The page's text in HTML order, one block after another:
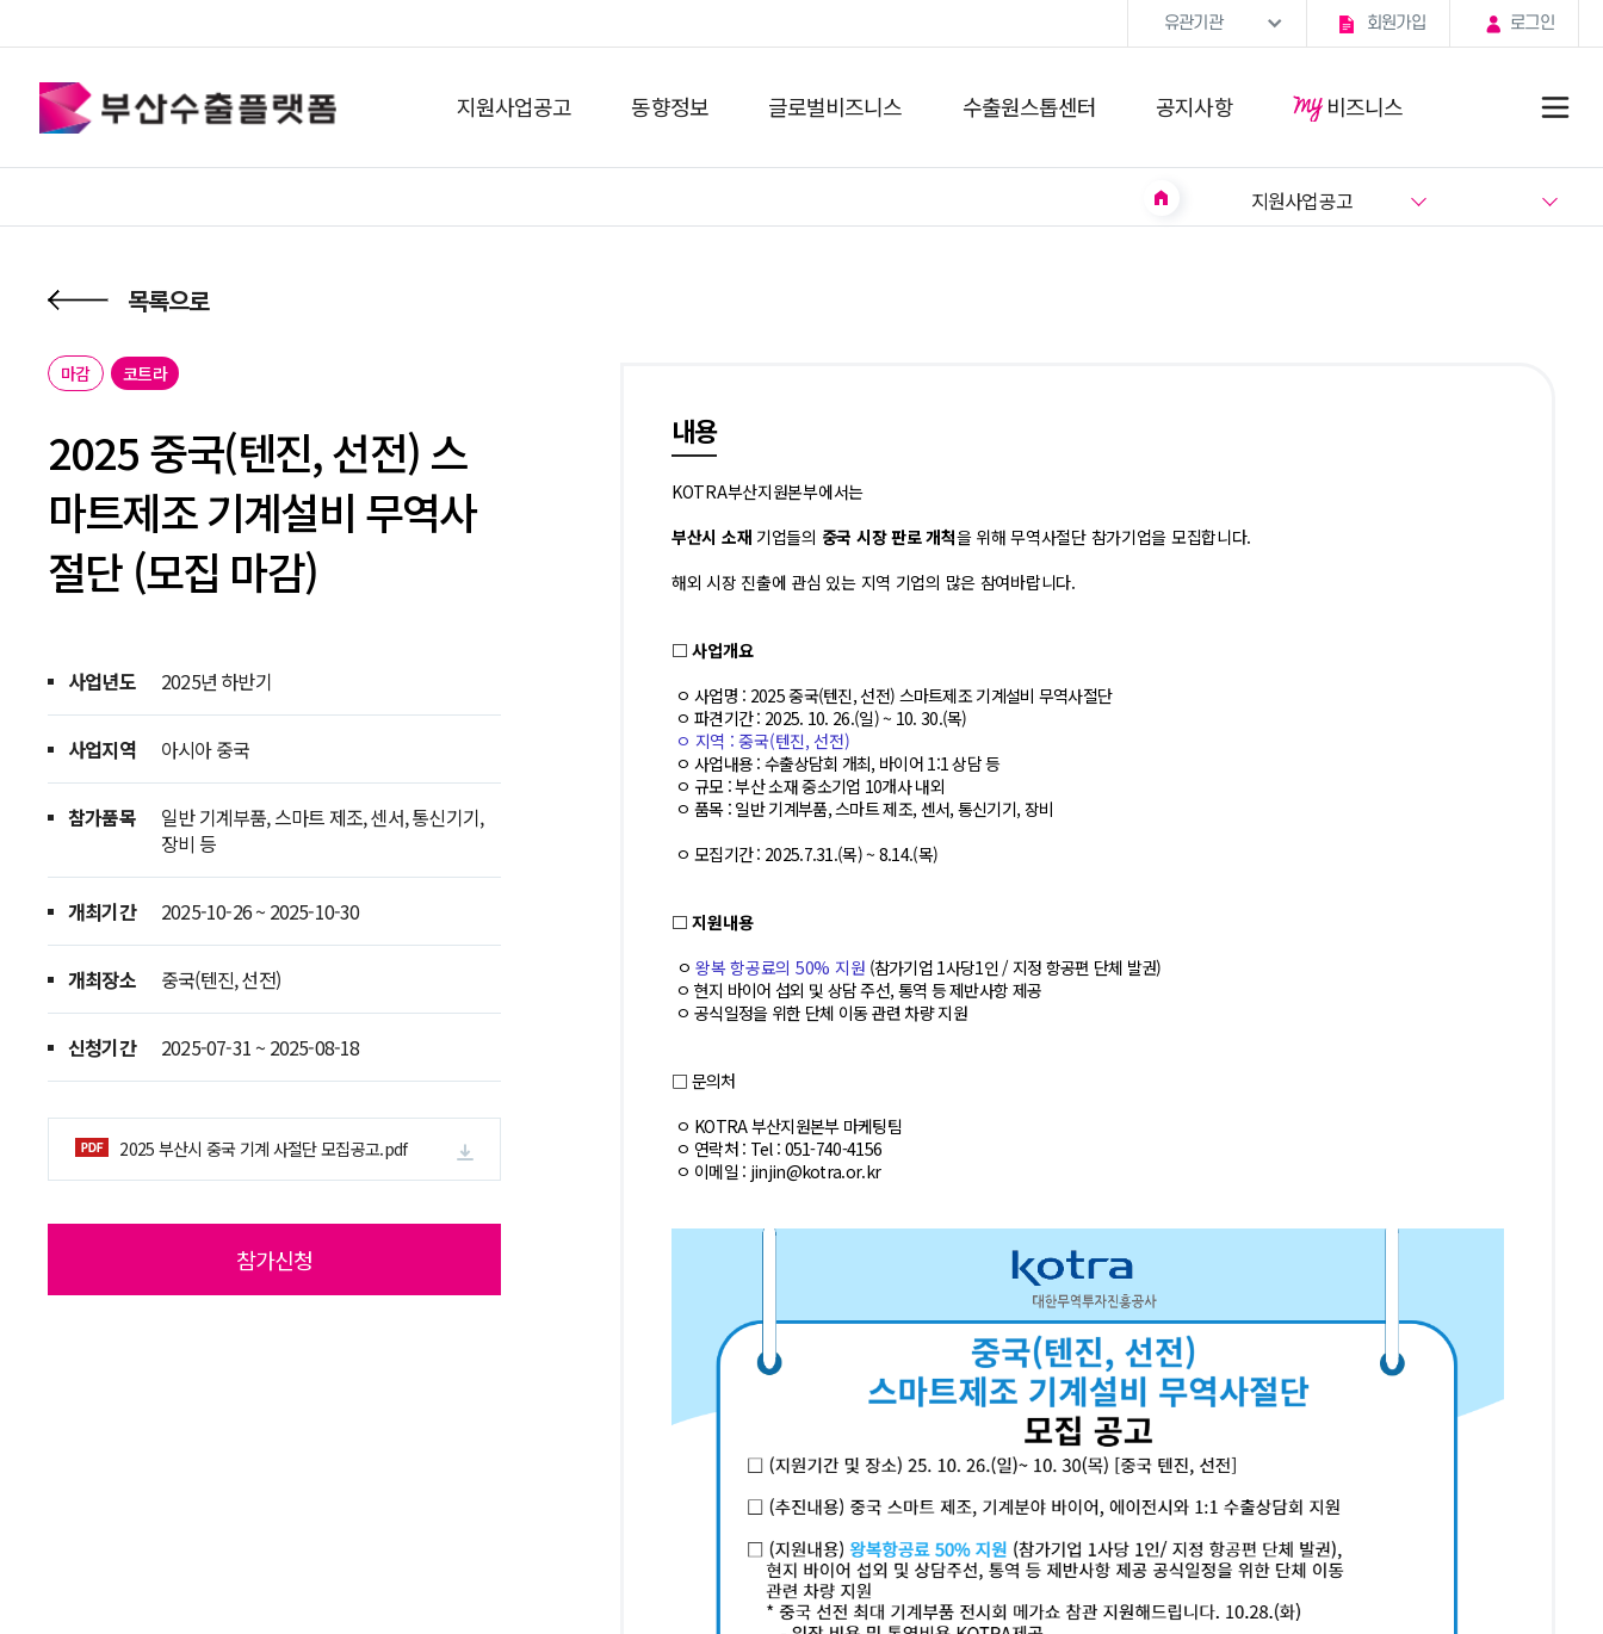
유관기관 회원가입 로그인
지원사업공고 동향정보 글로벌비즈니스 수출원스톱센터 공지사항 비즈니스
home 지원사업공고
목록으로
마감 코트라
2025 중국(텐진, 선전) 스
마트제조 기계설비 무역사
절단 (모집 마감)
사업년도 2025년 하반기
사업지역 아시아 중국
참가품목
일반 기계부품, 스마트 제조, 센서, 통신기기,
장비 등
개최기간 2025-10-26 ~ 2025-10-30
개최장소 중국(텐진, 선전)
신청기간 2025-07-31 ~ 2025-08-18
2025 부산시 중국 기계 사절단 모집공고.pdf
참가신청
내용
KOTRA부산지원본부에서는
부산시 소재 기업들의 중국 시장 판로 개척을 위해무역사절단 참가기업을 모집합니다.
해외 시장 진출에 관심 있는 지역 기업의 많은 참여바랍니다.
□ 사업개요
ㅇ 사업명 : 2025 중국(텐진, 선전) 스마트제조 기계설비 무역사절단
ㅇ 파견기간 : 2025. 10. 26.(일) ~ 10. 30.(목)
ㅇ 지역 : 중국(텐진, 선전)
ㅇ 사업내용 : 수출상담회 개최, 바이어 1:1 상담 등
ㅇ 규모 : 부산 소재 중소기업 10개사 내외
ㅇ 품목 : 일반 기계부품, 스마트 제조, 센서, 통신기기, 장비
ㅇ 모집기간 : 2025.7.31.(목) ~ 8.14.(목)
□ 지원내용
ㅇ왕복 항공료의 50% 지원 (참가기업 1사당1인 / 지정 항공편 단체 발권)
ㅇ 현지 바이어 섭외 및 상담 주선, 통역 등 제반사항 제공
ㅇ 공식일정을 위한 단체 이동 관련 차량 지원
□ 문의처
ㅇ KOTRA 부산지원본부 마케팅팀
ㅇ 연락처 : Tel : 051-740-4156
ㅇ 이메일 : jinjin@kotra.or.kr
지원사업공고 지원사업공고 지원사업절차
글로벌통상리포트
해외진출사례 바이어정보
수출교육프로그램